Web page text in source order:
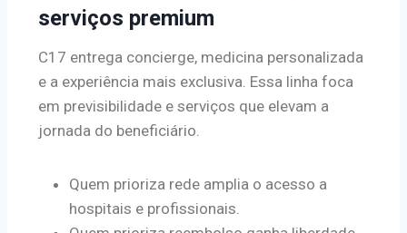
serviços premium
C17 entrega concierge, medicina personalizada
e a experiência mais exclusiva. Essa linha foca
em previsibilidade e serviços que elevam a
jornada do beneficiário.
Quem prioriza rede amplia o acesso a
hospitais e profissionais.